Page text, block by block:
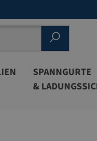
SPANNGURTE
&